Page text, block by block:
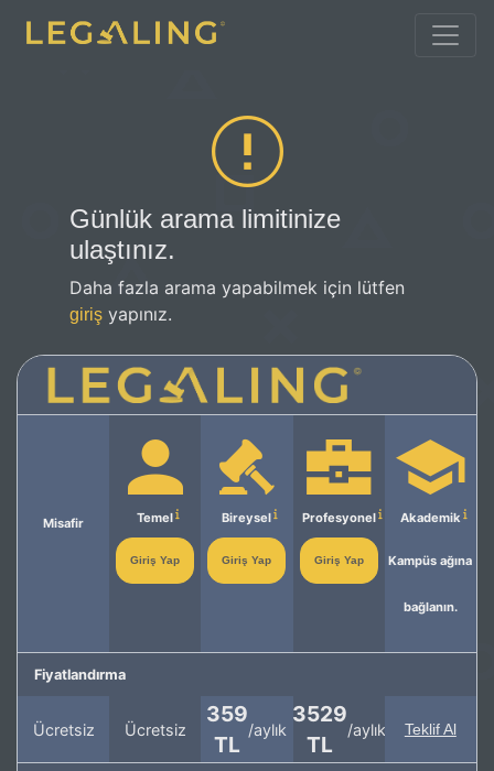
Günlük arama limitinize
ulaştınız.
Daha fazla arama yapabilmek için lütfen
giriş yapınız.
Misafir Temel
Giriş Yap
Bireysel
Giriş Yap
Profesyonel
Giriş Yap
Akademik
Kampüs ağına
bağlanın.
Fiyatlandırma
Ücretsiz Ücretsiz
359
TL
/aylık
3529
TL
/aylık Teklif Al